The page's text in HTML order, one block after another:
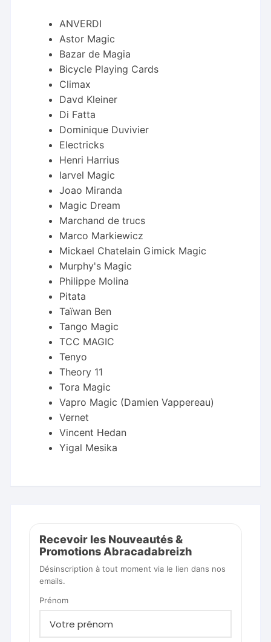
ANVERDI
Astor Magic
Bazar de Magia
Bicycle Playing Cards
Climax
Davd Kleiner
Di Fatta
Dominique Duvivier
Electricks
Henri Harrius
Iarvel Magic
Joao Miranda
Magic Dream
Marchand de trucs
Marco Markiewicz
Mickael Chatelain Gimick Magic
Murphy's Magic
Philippe Molina
Pitata
Taïwan Ben
Tango Magic
TCC MAGIC
Tenyo
Theory 11
Tora Magic
Vapro Magic (Damien Vappereau)
Vernet
Vincent Hedan
Yigal Mesika
Recevoir les Nouveautés &
Promotions Abracadabreizh
Désinscription à tout moment via le lien dans nos
emails.
Prénom